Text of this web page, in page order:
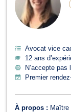
Avocat vice
12 ans
N’accepte pas
Premier
À propos :